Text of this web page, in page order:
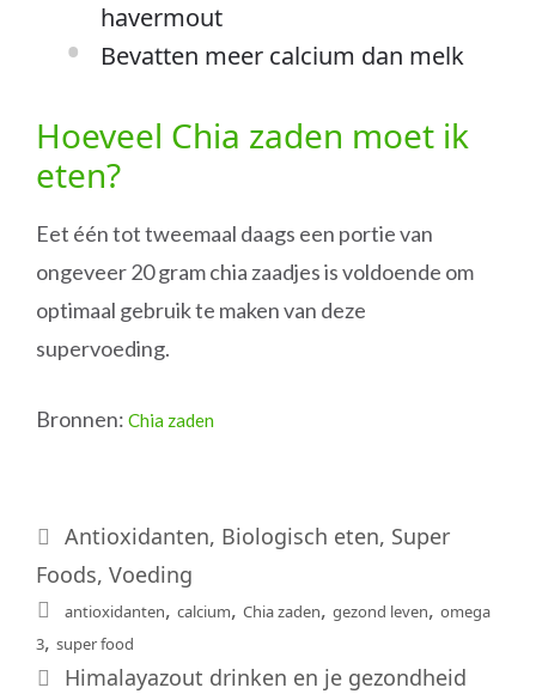
havermout
Bevatten meer calcium dan melk
Hoeveel Chia zaden moet ik
eten?
Eet één tot tweemaal daags een portie van
ongeveer 20 gram chia zaadjes is voldoende om
optimaal gebruik te maken van deze
supervoeding.
Bronnen: Chia zaden
Categorieën
Antioxidanten, Biologisch eten, Super
Foods, Voeding
Tags
antioxidanten, calcium, Chia zaden, gezond leven, omega
3, super food
Himalayazout drinken en je gezondheid